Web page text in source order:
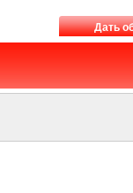
Дать